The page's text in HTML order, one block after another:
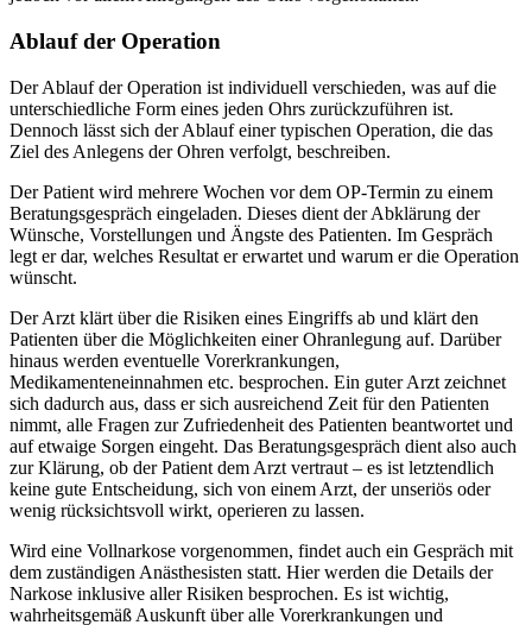
Ablauf der Operation
Der Ablauf der Operation ist individuell verschieden, was auf die
unterschiedliche Form eines jeden Ohrs zurückzuführen ist.
Dennoch lässt sich der Ablauf einer typischen Operation, die das
Ziel des Anlegens der Ohren verfolgt, beschreiben.
Der Patient wird mehrere Wochen vor dem OP-Termin zu einem
Beratungsgespräch eingeladen. Dieses dient der Abklärung der
Wünsche, Vorstellungen und Ängste des Patienten. Im Gespräch
legt er dar, welches Resultat er erwartet und warum er die Operation
wünscht.
Der Arzt klärt über die Risiken eines Eingriffs ab und klärt den
Patienten über die Möglichkeiten einer Ohranlegung auf. Darüber
hinaus werden eventuelle Vorerkrankungen,
Medikamenteneinnahmen etc. besprochen. Ein guter Arzt zeichnet
sich dadurch aus, dass er sich ausreichend Zeit für den Patienten
nimmt, alle Fragen zur Zufriedenheit des Patienten beantwortet und
auf etwaige Sorgen eingeht. Das Beratungsgespräch dient also auch
zur Klärung, ob der Patient dem Arzt vertraut – es ist letztendlich
keine gute Entscheidung, sich von einem Arzt, der unseriös oder
wenig rücksichtsvoll wirkt, operieren zu lassen.
Wird eine Vollnarkose vorgenommen, findet auch ein Gespräch mit
dem zuständigen Anästhesisten statt. Hier werden die Details der
Narkose inklusive aller Risiken besprochen. Es ist wichtig,
wahrheitsgemäß Auskunft über alle Vorerkrankungen und